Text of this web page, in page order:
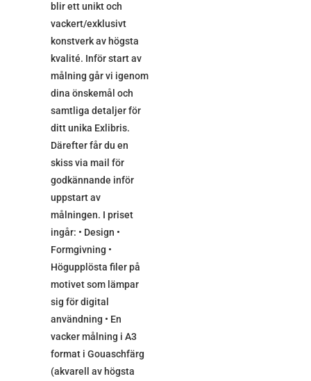
blir ett unikt och
vackert/exklusivt
konstverk av högsta
kvalité. Inför start av
målning går vi igenom
dina önskemål och
samtliga detaljer för
ditt unika Exlibris.
Därefter får du en
skiss via mail för
godkännande inför
uppstart av
målningen. I priset
ingår: • Design •
Formgivning •
Högupplösta filer på
motivet som lämpar
sig för digital
användning • En
vacker målning i A3
format i Gouaschfärg
(akvarell av högsta